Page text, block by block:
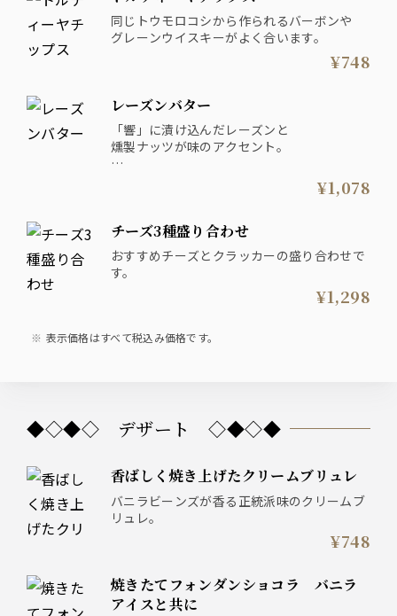
同じトウモロコシから作られるバーボンや
グレーンウイスキーがよく合います。
¥748
レーズンバター
「響」に漬け込んだレーズンと
燻製ナッツが味のアクセント。
¥1,078
チーズ3種盛り合わせ
おすすめチーズとクラッカーの盛り合わせで
す。
¥1,298
表示価格はすべて税込み価格です。
◆◇◆◇ デザート ◇◆◇◆
香ばしく焼き上げたクリームブリュレ
バニラビーンズが香る正統派味のクリームブ
リュレ。
¥748
焼きたてフォンダンショコラ バニラ
アイスと共に